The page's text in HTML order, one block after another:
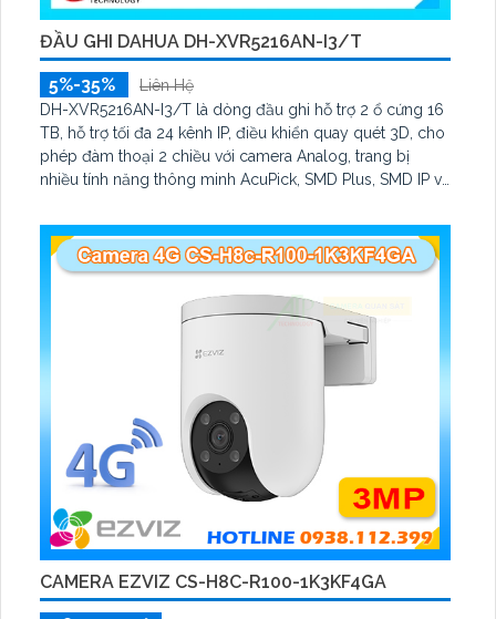
ĐẦU GHI DAHUA DH-XVR5216AN-I3/T
5%-35%
Liên Hệ
DH-XVR5216AN-I3/T là dòng đầu ghi hỗ trợ 2 ổ cứng 16
TB, hỗ trợ tối đa 24 kênh IP, điều khiển quay quét 3D, cho
phép đàm thoại 2 chiều với camera Analog, trang bị
nhiều tính năng thông minh AcuPick, SMD Plus, SMD IP và
sát và báo động giả
CAMERA EZVIZ CS-H8C-R100-1K3KF4GA